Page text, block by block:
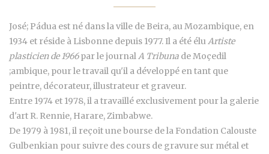
José; Pádua est né dans la ville de Beira, au Mozambique, en
1934 et réside à Lisbonne depuis 1977. Il a été éluArtiste
plasticien de 1966par le journalA Tribuna de Moçedil
;ambique, pour le travail qu'il a développé en tant que
peintre, décorateur, illustrateur et graveur.
Entre 1974 et 1978, il a travaillé exclusivement pour la galerie
d'art R. Rennie, Harare, Zimbabwe.
De 1979 à 1981, il reçoit une bourse de la Fondation Calouste
Gulbenkian pour suivre des cours de gravure sur métal et